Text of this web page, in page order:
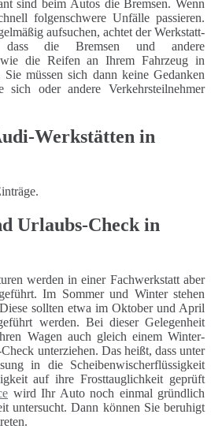
sind beim Autos die Bremsen. Wenn
folgenschwere Unfälle passieren.
aufsuchen, achtet der Werkstatt-
die Bremsen und andere
wie die Reifen an Ihrem Fahrzeug in
müssen sich dann keine Gedanken
sich oder andere Verkehrsteilnehmer
Werkstätten in
Urlaubs-Check in
werden in einer Fachwerkstatt aber
Im Sommer und Winter stehen
sollten etwa im Oktober und April
werden. Bei dieser Gelegenheit
Wagen auch gleich einem Winter-
unterziehen. Das heißt, dass unter
in die Scheibenwischerflüssigkeit
auf ihre Frosttauglichkeit geprüft
wird Ihr Auto noch einmal gründlich
untersucht. Dann können Sie beruhigt